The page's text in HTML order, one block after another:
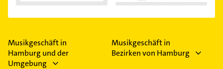
Musikgeschäft in
Hamburg und der
Umgebung
Musikgeschäft in
Bezirken von Hamburg